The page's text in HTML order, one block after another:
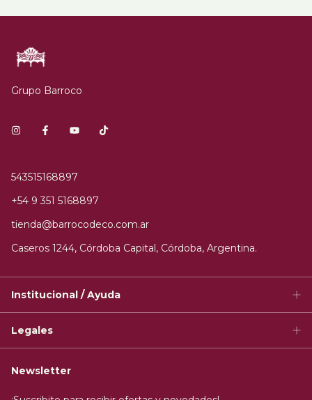
Grupo Barroco
543515168897
+54 9 351 5168897
tienda@barrocodeco.com.ar
Caseros 1244, Córdoba Capital, Córdoba, Argentina.
Institucional / Ayuda
Legales
Newsletter